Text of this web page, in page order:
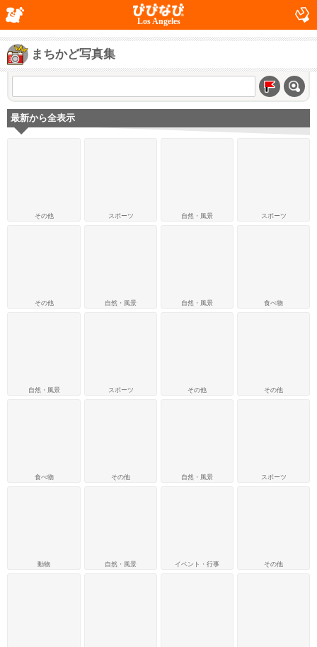
Los Angeles
まちかど写真集
最新から全表示
その他
その他
自然・風景
食べ物
動物
スポーツ
自然・風景
スポーツ
その他
自然・風景
自然・風景
自然・風景
その他
自然・風景
イベント・行事
スポーツ
食べ物
その他
スポーツ
その他